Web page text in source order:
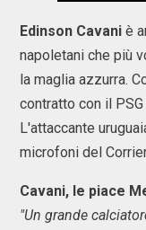
Edinson Cavani è
napoletani che più
la maglia azzurra.
contratto con il
L'attaccante
microfoni del
Cavani, le piace
"Un grande